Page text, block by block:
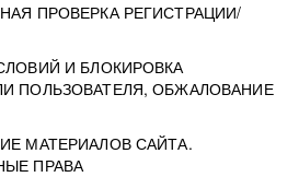
ПРОВЕРКА РЕГИСТРАЦИИ/
И БЛОКИРОВКА
ПОЛЬЗОВАТЕЛЯ, ОБЖАЛОВАНИЕ
МАТЕРИАЛОВ САЙТА.
ПРАВА